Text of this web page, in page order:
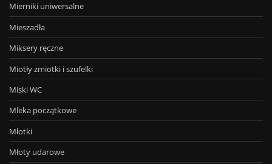
Mierniki uniwersalne
Mieszadła
Miksery ręczne
Miotły zmiotki i szufelki
Miski WC
Mleka początkowe
Młotki
Młoty udarowe